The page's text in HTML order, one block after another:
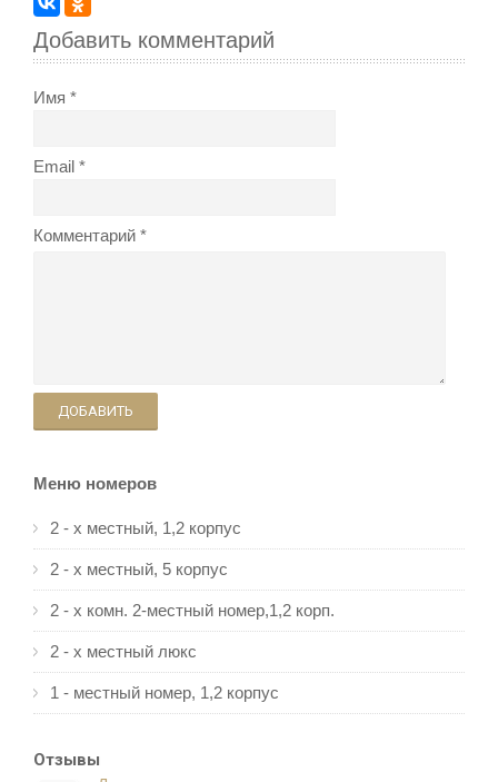
Добавить комментарий
Имя
Email
Комментарий
ДОБАВИТЬ
Меню номеров
2 - х местный, 1,2 корпус
2 - х местный, 5 корпус
2 - х комн. 2-местный номер,1,2 корп.
2 - х местный люкс
1 - местный номер, 1,2 корпус
Отзывы